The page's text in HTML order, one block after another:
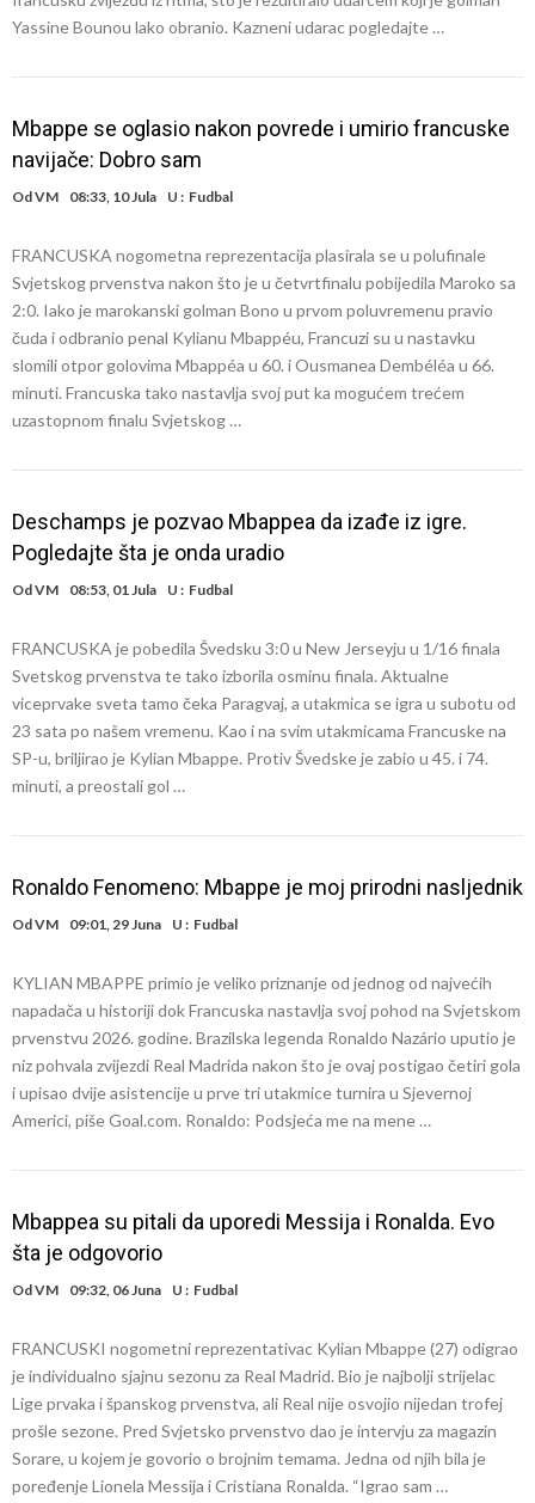
Yassine Bounou lako obranio. Kazneni udarac pogledajte …
Mbappe se oglasio nakon povrede i umirio francuske
navijače: Dobro sam
OdVM 08:33, 10 Jula U : Fudbal
FRANCUSKA nogometna reprezentacija plasirala se u polufinale
Svjetskog prvenstva nakon što je u četvrtfinalu pobijedila Maroko sa
2:0. Iako je marokanski golman Bono u prvom poluvremenu pravio
čuda i odbranio penal Kylianu Mbappéu, Francuzi su u nastavku
slomili otpor golovima Mbappéa u 60. i Ousmanea Dembéléa u 66.
minuti. Francuska tako nastavlja svoj put ka mogućem trećem
uzastopnom finalu Svjetskog …
Deschamps je pozvao Mbappea da izađe iz igre.
Pogledajte šta je onda uradio
OdVM 08:53, 01 Jula U : Fudbal
FRANCUSKA je pobedila Švedsku 3:0 u New Jerseyju u 1/16 finala
Svetskog prvenstva te tako izborila osminu finala. Aktualne
viceprvake sveta tamo čeka Paragvaj, a utakmica se igra u subotu od
23 sata po našem vremenu. Kao i na svim utakmicama Francuske na
SP-u, briljirao je Kylian Mbappe. Protiv Švedske je zabio u 45. i 74.
minuti, a preostali gol …
Ronaldo Fenomeno: Mbappe je moj prirodni nasljednik
OdVM 09:01, 29 Juna U : Fudbal
KYLIAN MBAPPE primio je veliko priznanje od jednog od najvećih
napadača u historiji dok Francuska nastavlja svoj pohod na Svjetskom
prvenstvu 2026. godine. Brazilska legenda Ronaldo Nazário uputio je
niz pohvala zvijezdi Real Madrida nakon što je ovaj postigao četiri gola
i upisao dvije asistencije u prve tri utakmice turnira u Sjevernoj
Americi, piše Goal.com. Ronaldo: Podsjeća me na mene …
Mbappea su pitali da uporedi Messija i Ronalda. Evo
šta je odgovorio
OdVM 09:32, 06 Juna U : Fudbal
FRANCUSKI nogometni reprezentativac Kylian Mbappe (27) odigrao
je individualno sjajnu sezonu za Real Madrid. Bio je najbolji strijelac
Lige prvaka i španskog prvenstva, ali Real nije osvojio nijedan trofej
prošle sezone. Pred Svjetsko prvenstvo dao je intervju za magazin
Sorare, u kojem je govorio o brojnim temama. Jedna od njih bila je
poređenje Lionela Messija i Cristiana Ronalda. “Igrao sam …